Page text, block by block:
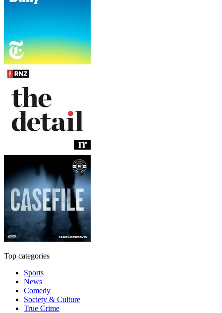
Top categories
Sports
News
Comedy
Society & Culture
True Crime